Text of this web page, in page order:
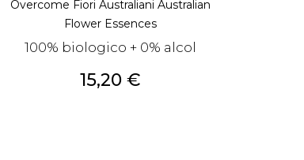
Overcome Fiori Australiani Australian
Flower Essences
100% biologico + 0% alcol
Prezzo
15,20 €